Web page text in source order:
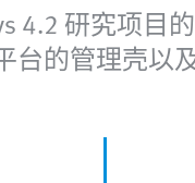
4.2 研究项目
的管理壳以